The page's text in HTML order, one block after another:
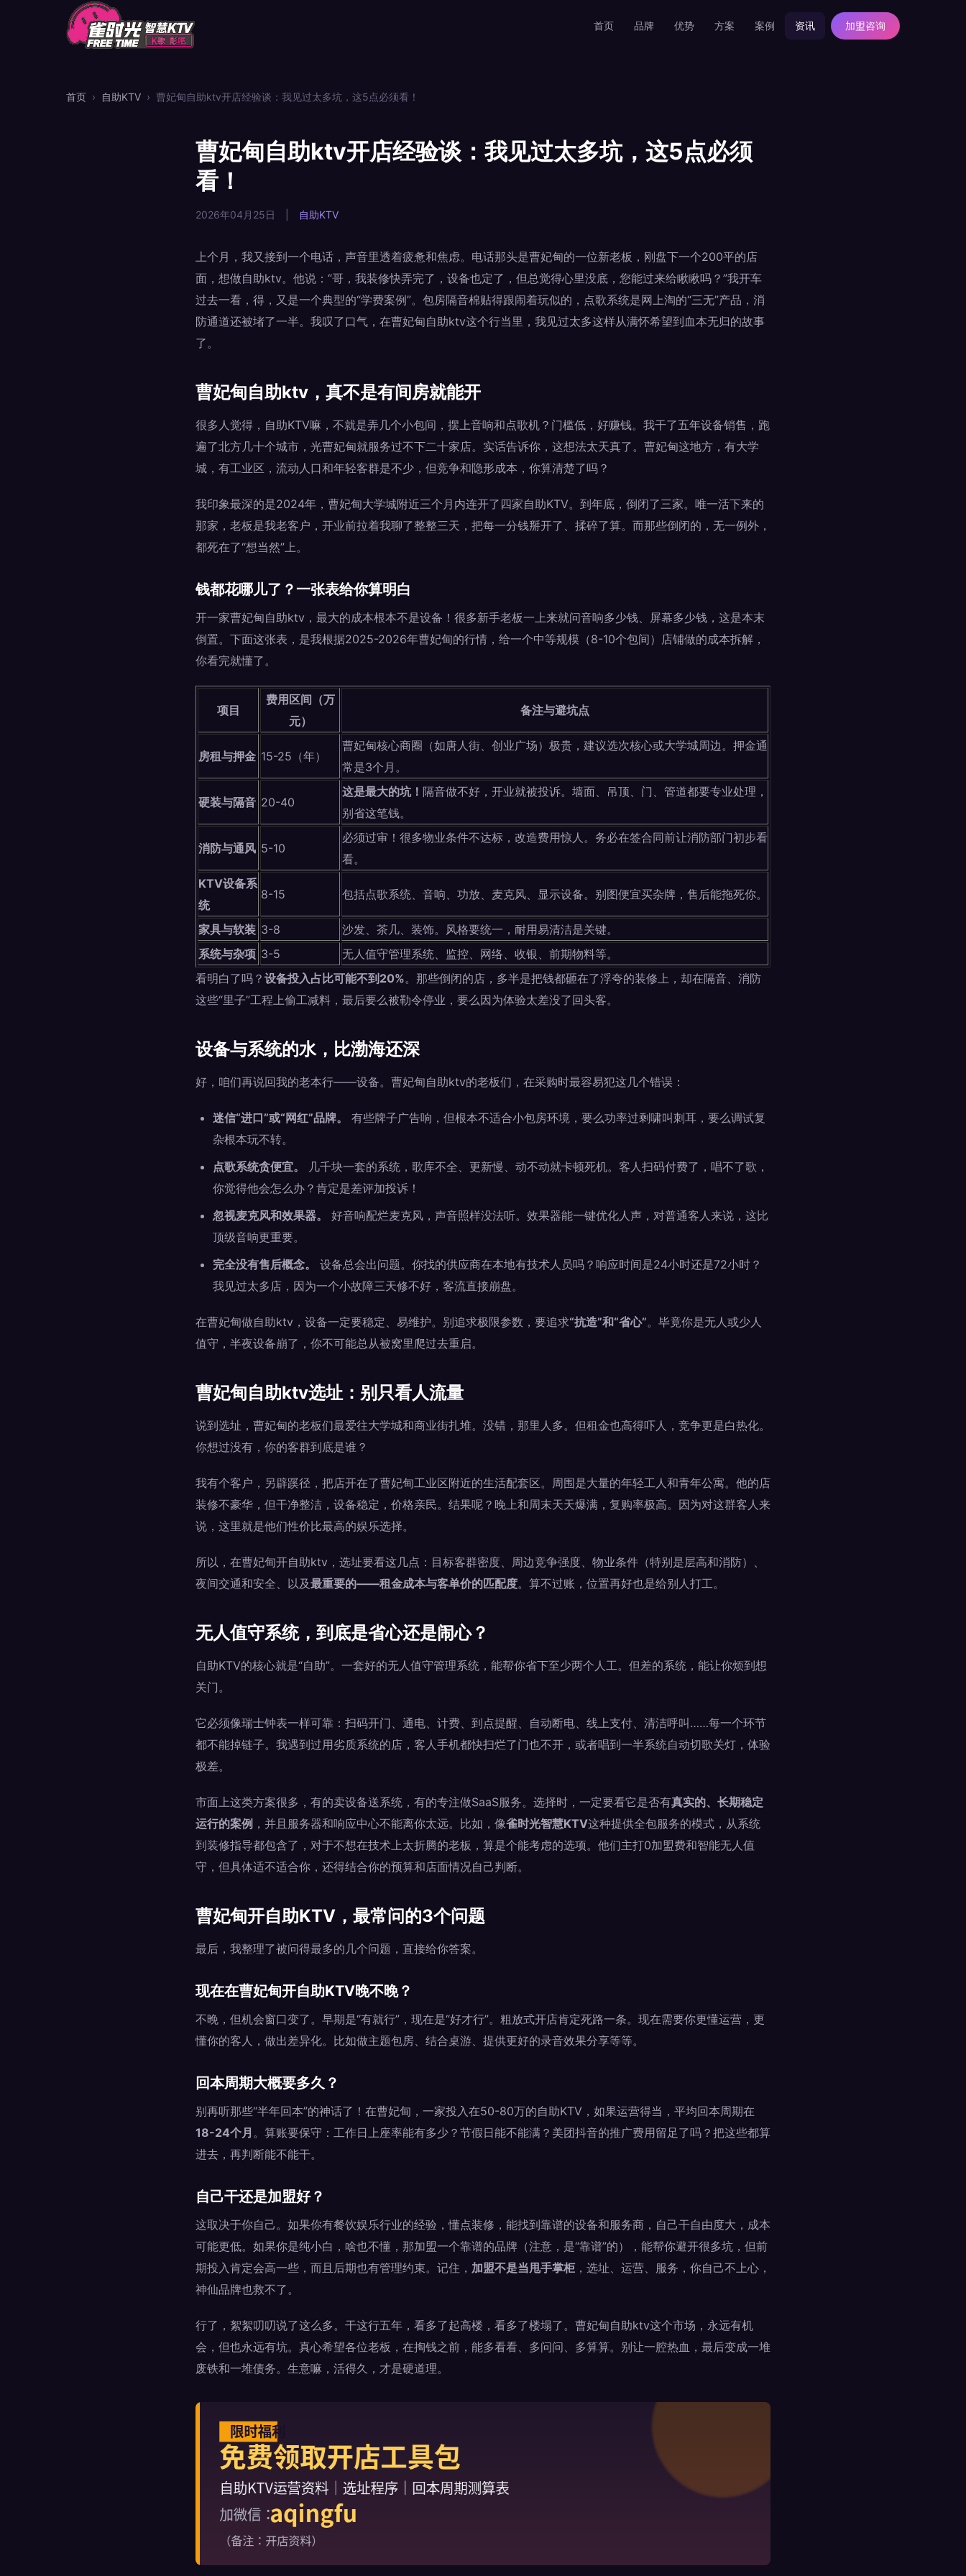
首页 品牌 优势 方案 案例 资讯 加盟咨询
首页 › 自助KTV › 曹妃甸自助ktv开店经验谈：我见过太多坑，这5点必须看！
曹妃甸自助ktv开店经验谈：我见过太多坑，这5点必须
看！
2026年04月25日 自助KTV
上个月，我又接到一个电话，声音里透着疲惫和焦虑。电话那头是曹妃甸的一位新老板，刚盘下一个200平的店
面，想做自助ktv。他说：“哥，我装修快弄完了，设备也定了，但总觉得心里没底，您能过来给瞅瞅吗？”我开车
过去一看，得，又是一个典型的“学费案例”。包房隔音棉贴得跟闹着玩似的，点歌系统是网上淘的“三无”产品，消
防通道还被堵了一半。我叹了口气，在曹妃甸自助ktv这个行当里，我见过太多这样从满怀希望到血本无归的故事
了。
曹妃甸自助ktv，真不是有间房就能开
很多人觉得，自助KTV嘛，不就是弄几个小包间，摆上音响和点歌机？门槛低，好赚钱。我干了五年设备销售，跑
遍了北方几十个城市，光曹妃甸就服务过不下二十家店。实话告诉你，这想法太天真了。曹妃甸这地方，有大学
城，有工业区，流动人口和年轻客群是不少，但竞争和隐形成本，你算清楚了吗？
我印象最深的是2024年，曹妃甸大学城附近三个月内连开了四家自助KTV。到年底，倒闭了三家。唯一活下来的
那家，老板是我老客户，开业前拉着我聊了整整三天，把每一分钱掰开了、揉碎了算。而那些倒闭的，无一例外，
都死在了“想当然”上。
钱都花哪儿了？一张表给你算明白
开一家曹妃甸自助ktv，最大的成本根本不是设备！很多新手老板一上来就问音响多少钱、屏幕多少钱，这是本末
倒置。下面这张表，是我根据2025-2026年曹妃甸的行情，给一个中等规模（8-10个包间）店铺做的成本拆解，
你看完就懂了。
项目
费用区间（万
元）
备注与避坑点
房租与押金 15-25（年）
曹妃甸核心商圈（如唐人街、创业广场）极贵，建议选次核心或大学城周边。押金通
常是3个月。
硬装与隔音 20-40
这是最大的坑！ 隔音做不好，开业就被投诉。墙面、吊顶、门、管道都要专业处理，
别省这笔钱。
消防与通风 5-10
必须过审！很多物业条件不达标，改造费用惊人。务必在签合同前让消防部门初步看
看。
KTV设备系
统
8-15 包括点歌系统、音响、功放、麦克风、显示设备。别图便宜买杂牌，售后能拖死你。
家具与软装 3-8
沙发、茶几、装饰。风格要统一，耐用易清洁是关键。
系统与杂项 3-5
无人值守管理系统、监控、网络、收银、前期物料等。
看明白了吗？ 设备投入占比可能不到20%。那些倒闭的店，多半是把钱都砸在了浮夸的装修上，却在隔音、消防
这些“里子”工程上偷工减料，最后要么被勒令停业，要么因为体验太差没了回头客。
设备与系统的水，比渤海还深
好，咱们再说回我的老本行——设备。曹妃甸自助ktv的老板们，在采购时最容易犯这几个错误：
迷信“进口”或“网红”品牌。
有些牌子广告响，但根本不适合小包房环境，要么功率过剩啸叫刺耳，要么调试复
杂根本玩不转。
点歌系统贪便宜。
几千块一套的系统，歌库不全、更新慢、动不动就卡顿死机。客人扫码付费了，唱不了歌，
你觉得他会怎么办？肯定是差评加投诉！
忽视麦克风和效果器。
好音响配烂麦克风，声音照样没法听。效果器能一键优化人声，对普通客人来说，这比
顶级音响更重要。
完全没有售后概念。
设备总会出问题。你找的供应商在本地有技术人员吗？响应时间是24小时还是72小时？
我见过太多店，因为一个小故障三天修不好，客流直接崩盘。
在曹妃甸做自助ktv，设备一定要稳定、易维护。别追求极限参数，要追求“抗造”和“省心”。毕竟你是无人或少人
值守，半夜设备崩了，你不可能总从被窝里爬过去重启。
曹妃甸自助ktv选址：别只看人流量
说到选址，曹妃甸的老板们最爱往大学城和商业街扎堆。没错，那里人多。但租金也高得吓人，竞争更是白热化。
你想过没有，你的客群到底是谁？
我有个客户，另辟蹊径，把店开在了曹妃甸工业区附近的生活配套区。周围是大量的年轻工人和青年公寓。他的店
装修不豪华，但干净整洁，设备稳定，价格亲民。结果呢？晚上和周末天天爆满，复购率极高。因为对这群客人来
说，这里就是他们性价比最高的娱乐选择。
所以，在曹妃甸开自助ktv，选址要看这几点：目标客群密度、周边竞争强度、物业条件（特别是层高和消防）、
夜间交通和安全、以及最重要的——租金成本与客单价的匹配度。算不过账，位置再好也是给别人打工。
无人值守系统，到底是省心还是闹心？
自助KTV的核心就是“自助”。一套好的无人值守管理系统，能帮你省下至少两个人工。但差的系统，能让你烦到想
关门。
它必须像瑞士钟表一样可靠：扫码开门、通电、计费、到点提醒、自动断电、线上支付、清洁呼叫……每一个环节
都不能掉链子。我遇到过用劣质系统的店，客人手机都快扫烂了门也不开，或者唱到一半系统自动切歌关灯，体验
极差。
市面上这类方案很多，有的卖设备送系统，有的专注做SaaS服务。选择时，一定要看它是否有真实的、长期稳定
运行的案例 ，并且服务器和响应中心不能离你太远。比如，像雀时光智慧KTV这种提供全包服务的模式，从系统
到装修指导都包含了，对于不想在技术上太折腾的老板，算是个能考虑的选项。他们主打0加盟费和智能无人值
守，但具体适不适合你，还得结合你的预算和店面情况自己判断。
曹妃甸开自助KTV，最常问的3个问题
最后，我整理了被问得最多的几个问题，直接给你答案。
现在在曹妃甸开自助KTV晚不晚？
不晚，但机会窗口变了。早期是“有就行”，现在是“好才行”。粗放式开店肯定死路一条。现在需要你更懂运营，更
懂你的客人，做出差异化。比如做主题包房、结合桌游、提供更好的录音效果分享等等。
回本周期大概要多久？
别再听那些“半年回本”的神话了！在曹妃甸，一家投入在50-80万的自助KTV，如果运营得当，平均回本周期在
18-24个月 。算账要保守：工作日上座率能有多少？节假日能不能满？美团抖音的推广费用留足了吗？把这些都算
进去，再判断能不能干。
自己干还是加盟好？
这取决于你自己。如果你有餐饮娱乐行业的经验，懂点装修，能找到靠谱的设备和服务商，自己干自由度大，成本
可能更低。如果你是纯小白，啥也不懂，那加盟一个靠谱的品牌（注意，是“靠谱”的），能帮你避开很多坑，但前
期投入肯定会高一些，而且后期也有管理约束。记住， 加盟不是当甩手掌柜，选址、运营、服务，你自己不上心，
神仙品牌也救不了。
行了，絮絮叨叨说了这么多。干这行五年，看多了起高楼，看多了楼塌了。曹妃甸自助ktv这个市场，永远有机
会，但也永远有坑。真心希望各位老板，在掏钱之前，能多看看、多问问、多算算。别让一腔热血，最后变成一堆
废铁和一堆债务。生意嘛，活得久，才是硬道理。